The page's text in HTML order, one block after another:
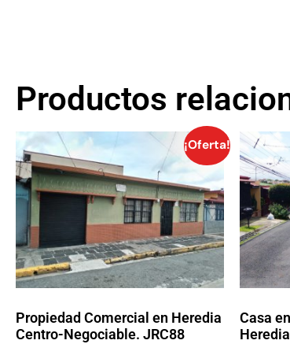
Productos
¡Oferta!
Propiedad Comercial en Heredia
Centro-Negociable. JRC88
Casa